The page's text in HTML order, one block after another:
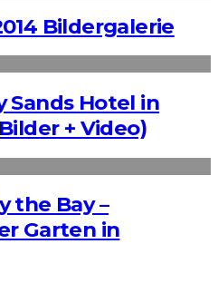
Bildergalerie
Sands Hotel in
+ Video)
the Bay –
Garten in